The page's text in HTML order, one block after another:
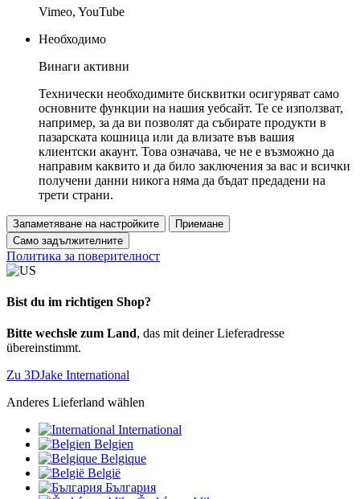
Vimeo, YouTube
Необходимо
Винаги активни
Технически необходимите бисквитки осигуряват само
основните функции на нашия уебсайт. Те се използват,
например, за да ви позволят да събирате продукти в
пазарската кошница или да влизате във вашия
клиентски акаунт. Това означава, че не е възможно да
направим каквито и да било заключения за вас и всички
получени данни никога няма да бъдат предадени на
трети страни.
Запаметяване на настройките
Приемане
Само задължителните
Политика за поверителност
Bist du im richtigen Shop?
Bitte wechsle zum Land, das mit deiner Lieferadresse
übereinstimmt.
Zu 3DJake International
Anderes Lieferland wählen
International
Belgien
Belgique
België
България